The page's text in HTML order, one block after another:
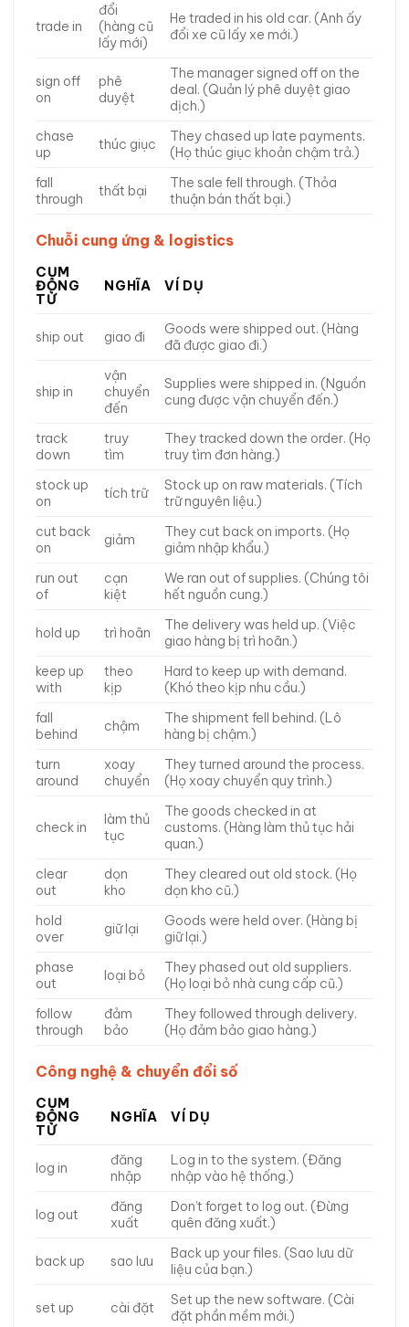
trade in
đổi
(hàng cũ
lấy mới)
He traded in his old car. (Anh ấy
đổi xe cũ lấy xe mới.)
sign off
on
phê
duyệt
The manager signed off on the
deal. (Quản lý phê duyệt giao
dịch.)
chase
up
thúc giục
They chased up late payments.
(Họ thúc giục khoản chậm trả.)
fall
through
thất bại
The sale fell through. (Thỏa
thuận bán thất bại.)
Chuỗi cung ứng & logistics
CỤM
ĐỘNG
TỪ
NGHĨA VÍ DỤ
ship out giao đi
Goods were shipped out. (Hàng
đã được giao đi.)
ship in
vận
chuyển
đến
Supplies were shipped in. (Nguồn
cung được vận chuyển đến.)
track
down
truy
tìm
They tracked down the order. (Họ
truy tìm đơn hàng.)
stock up
on
tích trữ
Stock up on raw materials. (Tích
trữ nguyên liệu.)
cut back
on
giảm
They cut back on imports. (Họ
giảm nhập khẩu.)
run out
of
cạn
kiệt
We ran out of supplies. (Chúng tôi
hết nguồn cung.)
hold up trì hoãn
The delivery was held up. (Việc
giao hàng bị trì hoãn.)
keep up
with
theo
kịp
Hard to keep up with demand.
(Khó theo kịp nhu cầu.)
fall
behind
chậm
The shipment fell behind. (Lô
hàng bị chậm.)
turn
around
xoay
chuyển
They turned around the process.
(Họ xoay chuyển quy trình.)
check in
làm thủ
tục
The goods checked in at
customs. (Hàng làm thủ tục hải
quan.)
clear
out
dọn
kho
They cleared out old stock. (Họ
dọn kho cũ.)
hold
over
giữ lại
Goods were held over. (Hàng bị
giữ lại.)
phase
out
loại bỏ
They phased out old suppliers.
(Họ loại bỏ nhà cung cấp cũ.)
follow
through
đảm
bảo
They followed through delivery.
(Họ đảm bảo giao hàng.)
Công nghệ & chuyển đổi số
CỤM
ĐỘNG
TỪ
NGHĨA VÍ DỤ
log in
đăng
nhập
Log in to the system. (Đăng
nhập vào hệ thống.)
log out
đăng
xuất
Don’t forget to log out. (Đừng
quên đăng xuất.)
back up sao lưu
Back up your files. (Sao lưu dữ
liệu của bạn.)
set up cài đặt
Set up the new software. (Cài
đặt phần mềm mới.)